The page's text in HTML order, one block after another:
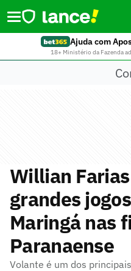
Ajuda com
18+ Ministério da Fazenda
Willian
grandes
Maringá nas
Paranaense
Volante é um dos